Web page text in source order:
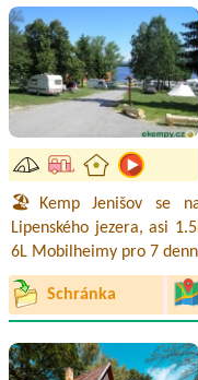
🏖️Kemp Jenišov se
Lipenského jezera, asi
6L Mobilheimy pro 7
Schránka